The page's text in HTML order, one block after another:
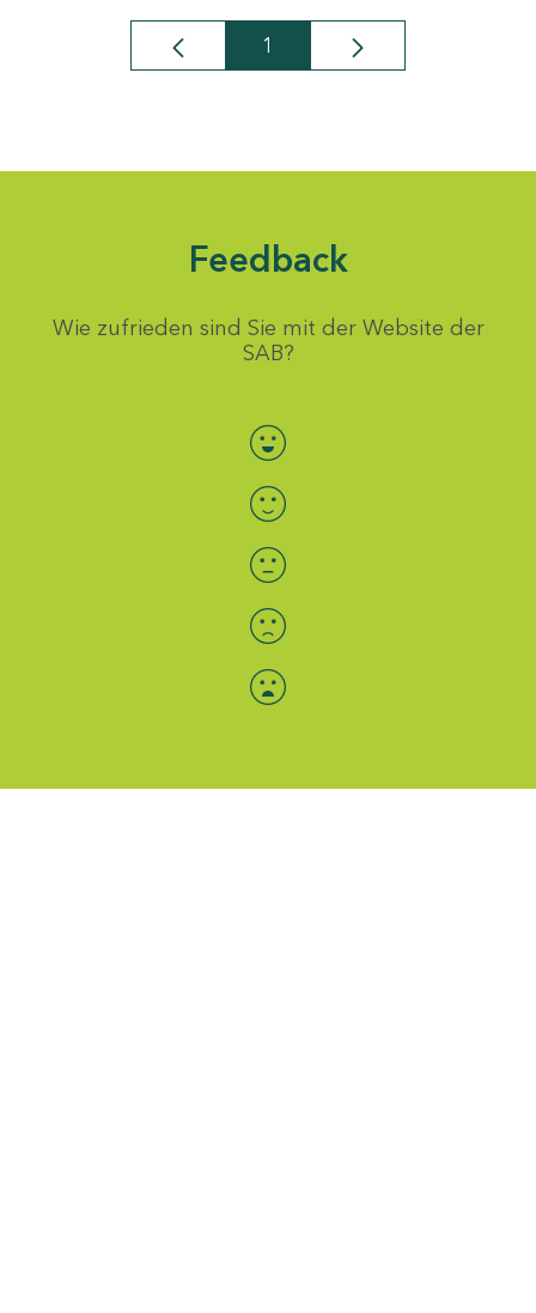
Seite
1
Feedback
Wie zufrieden sind Sie mit der Website der
SAB?
Bewertung auswählen